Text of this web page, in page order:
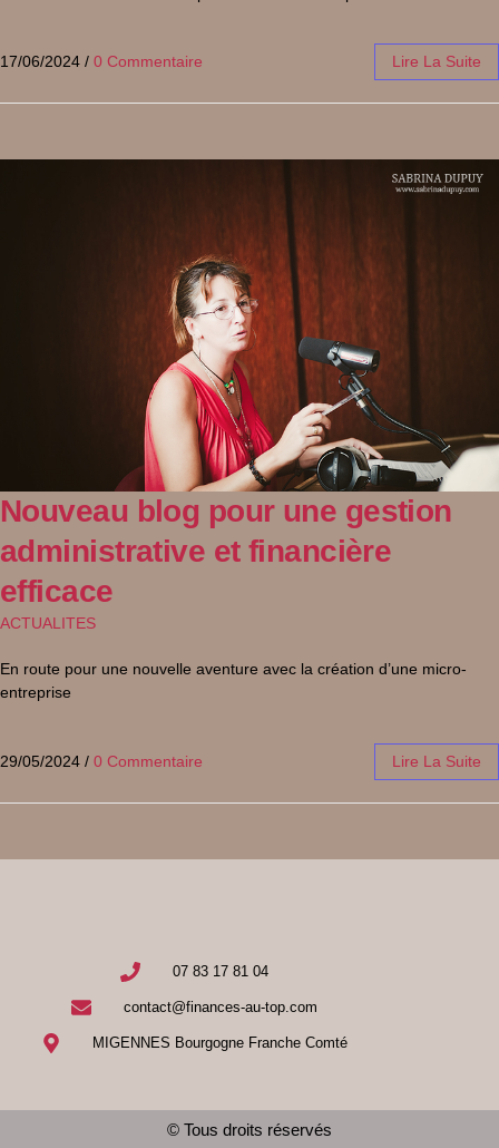
17/06/2024 / 0 Commentaire Lire La Suite
Nouveau blog pour une gestion
administrative et financière
efficace
ACTUALITES
En route pour une nouvelle aventure avec la création d’une micro-
entreprise
29/05/2024 / 0 Commentaire Lire La Suite
07 83 17 81 04
contact@finances-au-top.com
MIGENNES Bourgogne Franche Comté
© Tous droits réservés